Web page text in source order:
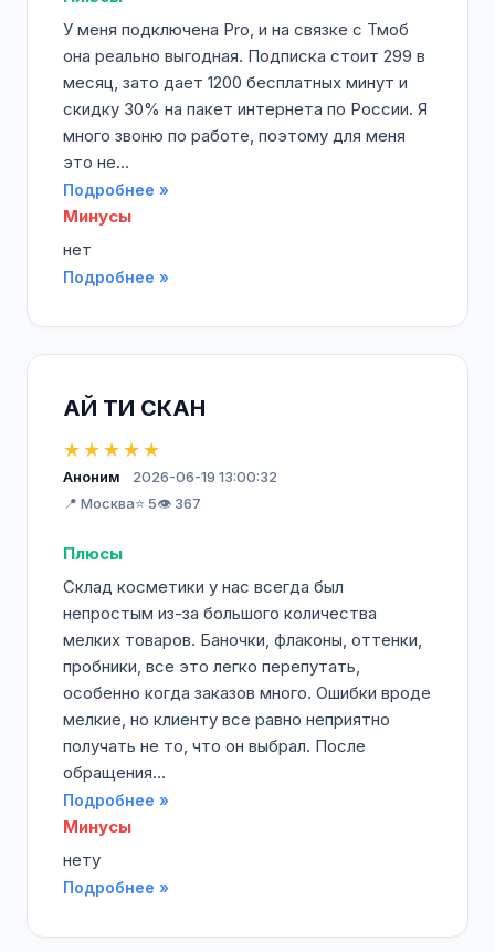
У меня подключена Pro, и на связке с Тмоб
она реально выгодная. Подписка стоит 299 в
месяц, зато дает 1200 бесплатных минут и
скидку 30% на пакет интернета по России. Я
много звоню по работе, поэтому для меня
это не...
Подробнее »
Минусы
нет
Подробнее »
АЙ ТИ СКАН
★★★★★
Аноним
2026-06-19 13:00:32
📍 Москва⭐ 5👁️ 367
Плюсы
Склад косметики у нас всегда был
непростым из-за большого количества
мелких товаров. Баночки, флаконы, оттенки,
пробники, все это легко перепутать,
особенно когда заказов много. Ошибки вроде
мелкие, но клиенту все равно неприятно
получать не то, что он выбрал. После
обращения...
Подробнее »
Минусы
нету
Подробнее »